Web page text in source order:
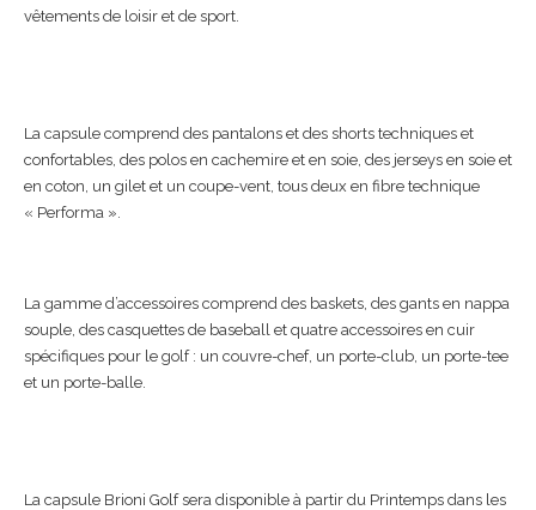
vêtements de loisir et de sport.
La capsule comprend des pantalons et des shorts techniques et
confortables, des polos en cachemire et en soie, des jerseys en soie et
en coton, un gilet et un coupe-vent, tous deux en fibre technique
« Performa ».
La gamme d’accessoires comprend des baskets, des gants en nappa
souple, des casquettes de baseball et quatre accessoires en cuir
spécifiques pour le golf : un couvre-chef, un porte-club, un porte-tee
et un porte-balle.
La capsule Brioni Golf sera disponible à partir du Printemps dans les